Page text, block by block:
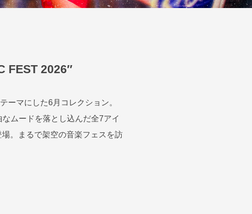
FEST 2026″
ーマにした6月コレクション。
ムードを落とし込んだ全7アイ
。まるで架空の音楽フェスを訪